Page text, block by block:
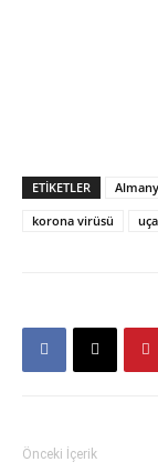
ETIKETLER
korona virüsü
Önceki İçerik